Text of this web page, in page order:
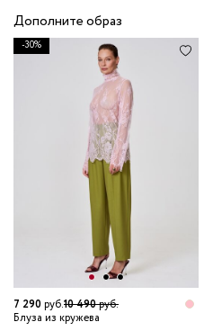
Дополните образ
-30%
7 290руб.10 490руб.
Блуза из кружева